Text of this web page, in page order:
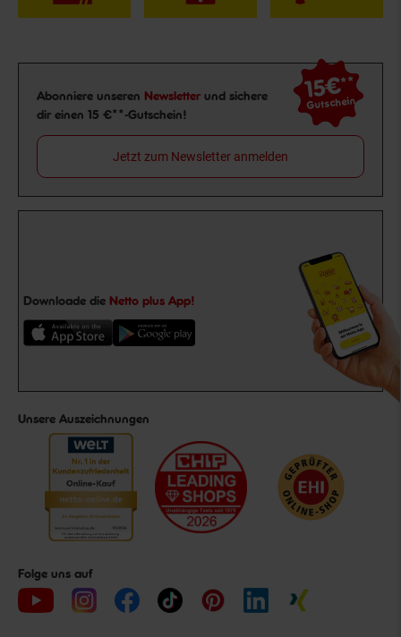
Newsletter Anmeldung
Abonniere unseren Newsletter und sichere
dir einen 15 €**-Gutschein!
15€**
Gutschein
Jetzt zum Newsletter anmelden
Downloade die Netto plus App!
Unsere Auszeichnungen
Folge uns auf